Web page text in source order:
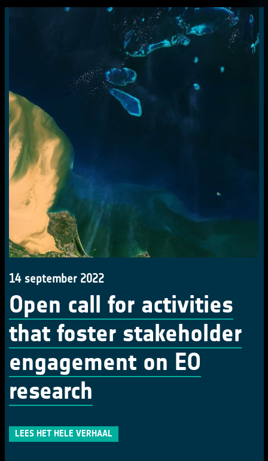
14 september 2022
Open call for activities
that foster stakeholder
engagement on EO
research
LEES HET HELE VERHAAL